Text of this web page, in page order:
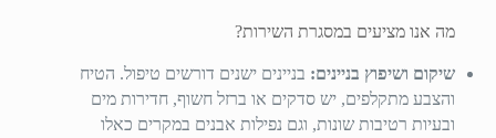
מה אנו מציעים במסגרת השירות?
שיקום ושיפוץ בניינים: בניינים ישנים דורשים טיפול. הטיח
והצבע מתקלפים, יש סדקים או ברזל חשוף, חדירות מים
ובעיות רטיבות שונות, וגם נפילות אבנים במקרים כאלו